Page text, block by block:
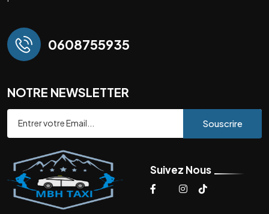
0608755935
NOTRE NEWSLETTER
Souscrire
Suivez Nous